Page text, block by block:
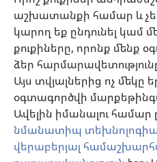
աշխատանքի համար և չեն
կարող եք ընդունել կամ
քուքիները, որոնք մենք
ձեր
Այս տվյալներից ոչ մեկը
օգտագործվի
Ավելին իմանալու համար
նմանատիպ
վերաբերյալ
նոր
պատուհան)
Դիտարանի ՕՆԼԱՅՆ
(բացվում
է
նոր
պատուհան)
JW Hub
(բացվում
է
նոր
պատուհան)
JW Library® հավելված
Watchtower Library